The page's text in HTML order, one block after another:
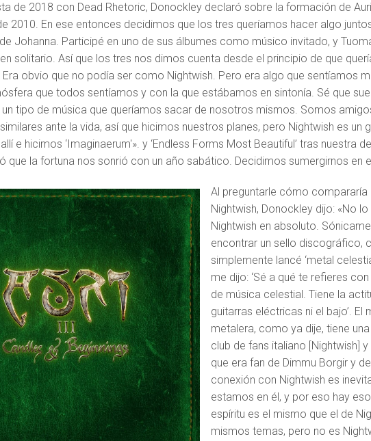
de 2018 con Dead Rhetoric, Donockley declaró sobre la formación de
2010. En ese entonces decidimos que los tres queríamos hacer algo
Johanna. Participé en uno de sus álbumes como músico invitado, y
solitario. Así que los tres nos dimos cuenta desde el principio de que
obvio que no podía ser como Nightwish. Pero era algo que sentíamos
que todos sentíamos y con la que estábamos en sintonía. Sé que
un tipo de música que queríamos sacar de nosotros mismos. Somos
ante la vida, así que hicimos nuestros planes, pero Nightwish es un
e hicimos ‘Imaginaerum'». y ‘Endless Forms Most Beautiful’ tras nuestra
que la fortuna nos sonrió con un año sabático. Decidimos sumergirnos en
Al preguntarle cómo compararía
Nightwish, Donockley dijo: «No
Nightwish en absoluto.
encontrar un sello discográfico,
simplemente lancé ‘metal
me dijo: ‘Sé a qué te refieres
de música celestial. Tiene la
guitarras eléctricas ni el bajo’.
metalera, como ya dije, tiene
club de fans italiano [Nightwish]
que era fan de Dimmu Borgir y
conexión con Nightwish es
estamos en él, y por eso hay
espíritu es el mismo que el de
mismos temas, pero no es